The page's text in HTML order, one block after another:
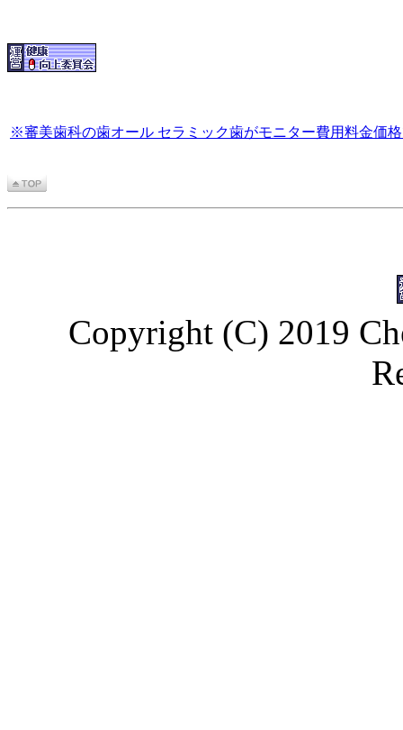
※審美歯科の歯オール セラミック歯がモニター費用料金価
Copyright (C) 2019